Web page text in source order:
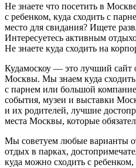
Не знаете что посетить в
с ребенком, куда сходить с
место для свидания? Ищете
Интересуетесь активным
Не знаете куда сходить на
Кудамоскоу — это лучший сайт
Москвы. Мы знаем куда
с парнем или большой
события, музеи и выставки
и их родителей, лучшие
места Москвы, которые
Мы советуем любые варианты
отдых в парках,
куда можно сходить с